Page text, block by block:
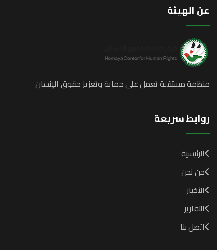
عن الهيئة
منظمة مستقلة تعمل على حماية وتعزيز حقوق الإنسان
روابط سريعة
الرئيسية
من نحن
الأخبار
التقارير
اتصل بنا